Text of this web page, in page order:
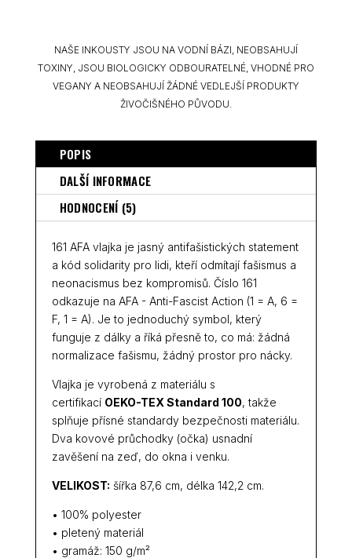
NAŠE INKOUSTY JSOU NA VODNÍ BÁZI, NEOBSAHUJÍ
TOXINY, JSOU BIOLOGICKY ODBOURATELNÉ, VHODNÉ PRO
VEGANY A NEOBSAHUJÍ ŽÁDNÉ VEDLEJŠÍ PRODUKTY
ŽIVOČIŠNÉHO PŮVODU.
POPIS
DALŠÍ INFORMACE
HODNOCENÍ (5)
161 AFA vlajka je jasný antifašistických statement
a kód solidarity pro lidi, kteří odmítají fašismus a
neonacismus bez kompromisů. Číslo 161
odkazuje na AFA - Anti-Fascist Action (1 = A, 6 =
F, 1 = A). Je to jednoduchý symbol, který
funguje z dálky a říká přesně to, co má: žádná
normalizace fašismu, žádný prostor pro nácky.
Vlajka je vyrobená z materiálu s
certifikací OEKO-TEX Standard 100, takže
splňuje přísné standardy bezpečnosti materiálu.
Dva kovové průchodky (očka) usnadní
zavěšení na zeď, do okna i venku.
VELIKOST: šířka 87,6 cm, délka 142,2 cm.
• 100% polyester
• pletený materiál
• gramáž: 150 g/m²